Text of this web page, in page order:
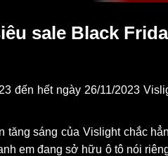
sale Black
đến hết ngày 26/11/2023
tăng sáng của Vislight chắc
em đang sở hữu ô tô nói